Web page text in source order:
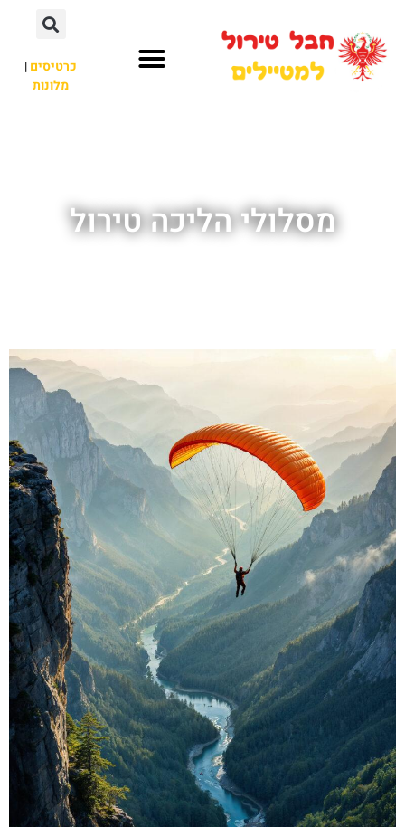
כרטיסים|
מלונות
מסלולי הליכה טירול